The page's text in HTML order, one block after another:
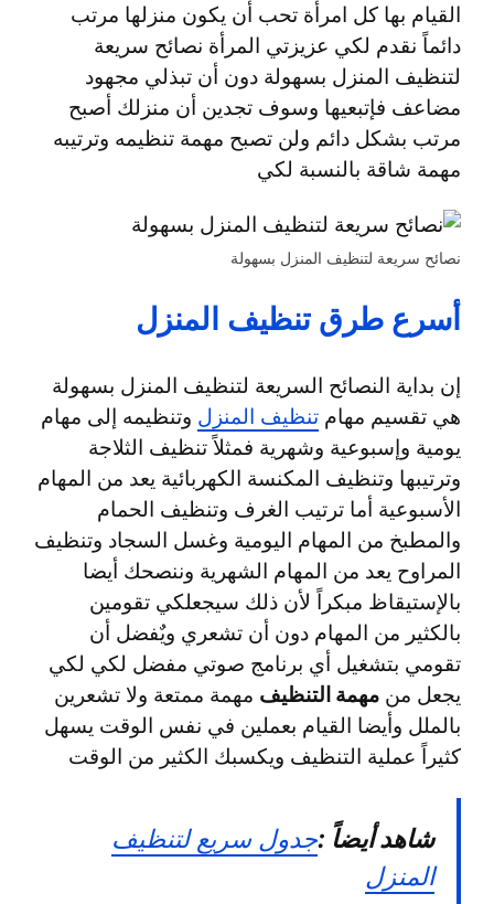
القيام بها كل امرأة تحب أن يكون منزلها مرتب
دائماً نقدم لكي عزيزتي المرأة نصائح سريعة
لتنظيف المنزل بسهولة دون أن تبذلي مجهود
مضاعف فإتبعيها وسوف تجدين أن منزلك أصبح
مرتب بشكل دائم ولن تصبح مهمة تنظيمه وترتيبه
مهمة شاقة بالنسبة لكي
نصائح سريعة لتنظيف المنزل بسهولة
أسرع طرق تنظيف المنزل
إن بداية النصائح السريعة لتنظيف المنزل بسهولة
هي تقسيم مهام تنظيف المنزل وتنظيمه إلى مهام
يومية وإسبوعية وشهرية فمثلاً تنظيف الثلاجة
وترتيبها وتنظيف المكنسة الكهربائية يعد من المهام
الأسبوعية أما ترتيب الغرف وتنظيف الحمام
والمطبخ من المهام اليومية وغسل السجاد وتنظيف
المراوح يعد من المهام الشهرية وننصحك أيضا
بالإستيقاظ مبكراً لأن ذلك سيجعلكي تقومين
بالكثير من المهام دون أن تشعري ويٌفضل أن
تقومي بتشغيل أي برنامج صوتي مفضل لكي لكي
يجعل من مهمة التنظيف مهمة ممتعة ولا تشعرين
بالملل وأيضا القيام بعملين في نفس الوقت يسهل
كثيراً عملية التنظيف ويكسبك الكثير من الوقت
شاهد أيضاً :جدول سريع لتنظيف
المنزل